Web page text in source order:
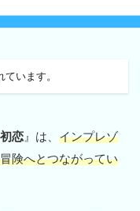
います。
恋 』は、 インプレゾ
険へとつながってい